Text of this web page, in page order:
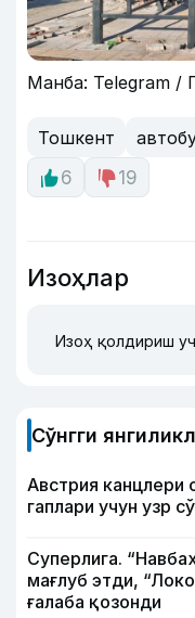
Манба: Telegram /
Тошкент
6
19
Изоҳлар
Изоҳ қолдириш
Сўнгги
Австрия канцлери
гаплари учун узр
Суперлига.
мағлуб этди,
ғалаба қозонди